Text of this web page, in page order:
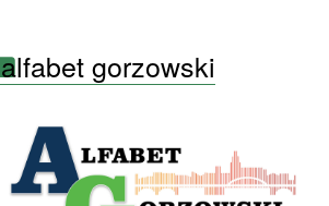
alfabet gorzowski